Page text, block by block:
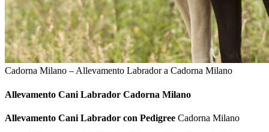
Cadorna Milano – Allevamento Labrador a Cadorna Milano
Allevamento Cani Labrador Cadorna Milano
Allevamento Cani Labrador con Pedigree Cadorna Milano